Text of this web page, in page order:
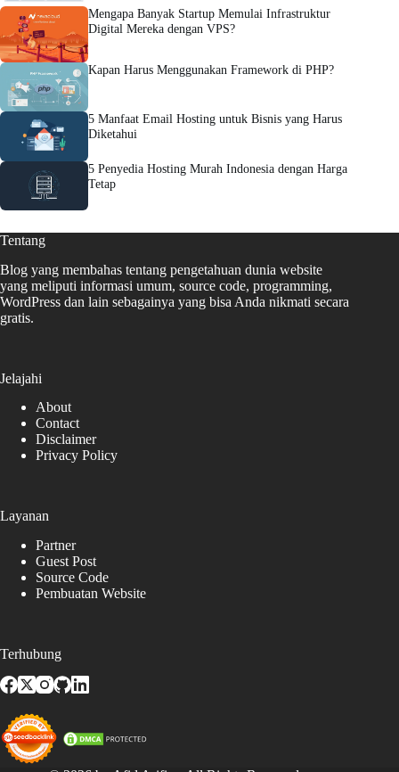
Mengapa Banyak Startup Memulai Infrastruktur
Digital Mereka dengan VPS?
Kapan Harus Menggunakan Framework di PHP?
5 Manfaat Email Hosting untuk Bisnis yang Harus
Diketahui
5 Penyedia Hosting Murah Indonesia dengan Harga
Tetap
Tentang
Blog yang membahas tentang pengetahuan dunia website
yang meliputi informasi umum, source code, programming,
WordPress dan lain sebagainya yang bisa Anda nikmati secara
gratis.
Jelajahi
About
Contact
Disclaimer
Privacy Policy
Layanan
Partner
Guest Post
Source Code
Pembuatan Website
Terhubung